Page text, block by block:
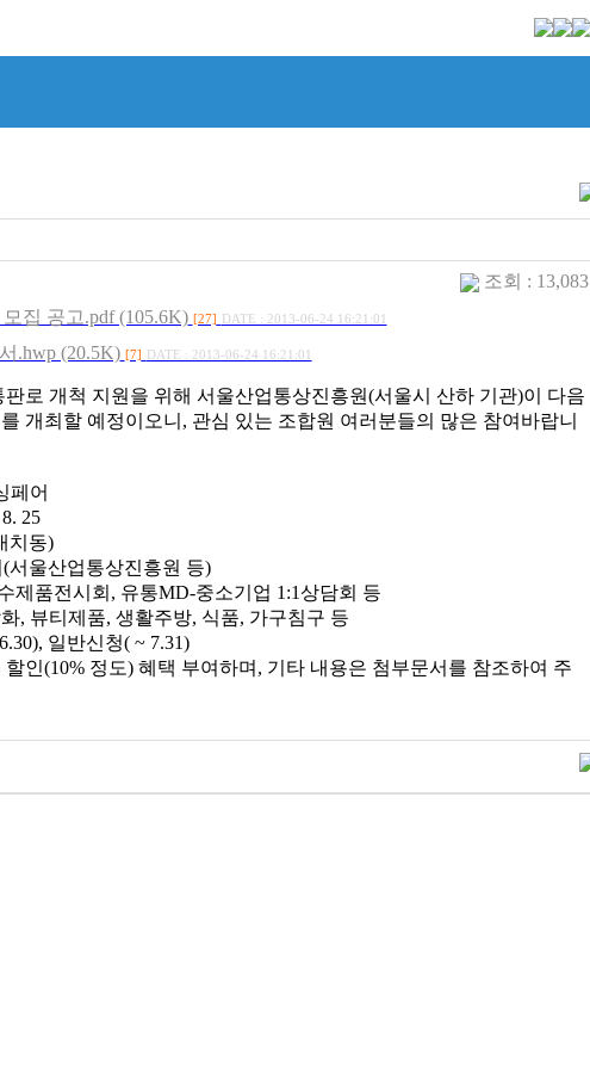
조회 : 13,083
집 공고.pdf (105.6K) [27] DATE : 2013-06-24 16:21:01
.hwp (20.5K) [7] DATE : 2013-06-24 16:21:01
로 개척 지원을 위해 서울산업통상진흥원(서울시 산하 기관)이 다음
개최할 예정이오니, 관심 있는 조합원 여러분들의 많은 참여바랍니
페어
25
치동)
울산업통상진흥원 등)
품전시회, 유통MD-중소기업 1:1상담회 등
뷰티제품, 생활주방, 식품, 가구침구 등
일반신청( ~ 7.31)
(10% 정도) 혜택 부여하며, 기타 내용은 첨부문서를 참조하여 주